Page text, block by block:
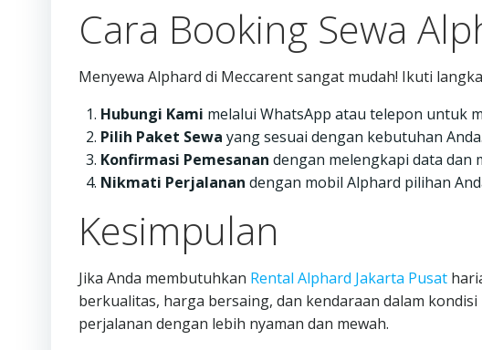
Cara Booking Sewa
Menyewa Alphard di Meccarent sangat mudah! Ikuti
Hubungi Kami melalui WhatsApp atau telepon untuk
Pilih Paket Sewa yang sesuai dengan kebutuhan Anda.
Konfirmasi Pemesanan dengan melengkapi data dan
Nikmati Perjalanan dengan mobil Alphard pilihan
Kesimpulan
Jika Anda membutuhkan Rental Alphard Jakarta Pusat
berkualitas, harga bersaing, dan kendaraan dalam
perjalanan dengan lebih nyaman dan mewah.